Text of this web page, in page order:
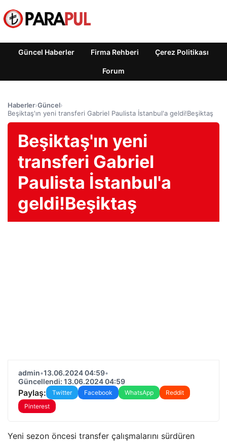
Güncel Haberler Firma Rehberi Çerez Politikası
Forum
Haberler›Güncel›
Beşiktaş'ın yeni transferi Gabriel Paulista İstanbul'a geldi!Beşiktaş
Beşiktaş'ın yeni
transferi Gabriel
Paulista İstanbul'a
geldi!Beşiktaş
admin•13.06.2024 04:59•
Güncellendi: 13.06.2024 04:59
Paylaş: Twitter Facebook WhatsApp
Reddit
Pinterest
Yeni sezon öncesi transfer çalışmalarını sürdüren